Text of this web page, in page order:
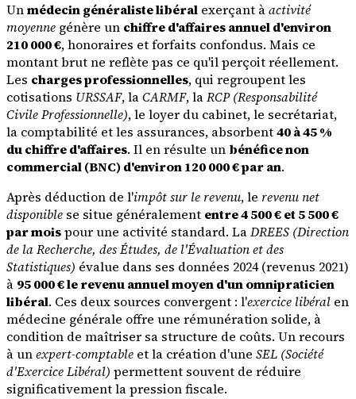
Unmédecin généraliste libéral exerçant àactivité
moyenne génère un chiffre d'affaires annuel d'environ
210 000 €, honoraires et forfaits confondus. Mais ce
montant brut ne reflète pas ce qu'il perçoit réellement.
Les charges professionnelles, qui regroupent les
cotisations URSSAF, laCARMF, laRCP (Responsabilité
Civile Professionnelle), le loyer du cabinet, le secrétariat,
la comptabilité et les assurances, absorbent40 à 45 %
du chiffre d'affaires. Il en résulte un bénéfice non
commercial (BNC) d'environ 120 000 € par an.
Après déduction de l'impôt sur le revenu, le revenu net
disponible se situe généralement entre 4 500 € et 5 500 €
par moispour une activité standard. LaDREES (Direction
de la Recherche, des Études, de l'Évaluation et des
Statistiques) évalue dans ses données 2024 (revenus 2021)
à 95 000 € le revenu annuel moyen d'un omnipraticien
libéral. Ces deux sources convergent : l'exercice libéral en
médecine générale offre une rémunération solide, à
condition de maîtriser sa structure de coûts. Un recours
à unexpert-comptable et la création d'une SEL (Société
d'Exercice Libéral) permettent souvent de réduire
significativement la pression fiscale.